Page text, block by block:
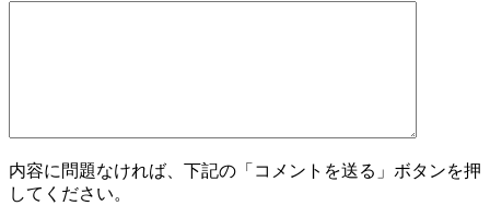
内容に問題なければ、下記の「コメントを送る」ボタンを押
してください。